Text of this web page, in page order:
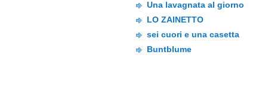
Una lavagnata al giorno
LO ZAINETTO
sei cuori e una casetta
Buntblume